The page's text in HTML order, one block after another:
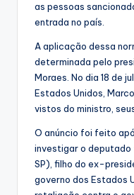
as pessoas
entrada no país.
A aplicação dessa
determinada pelo
Moraes. No dia 18 de
Estados Unidos,
vistos do ministro,
O anúncio foi feito
investigar o deputado
SP), filho do ex-
governo dos Estados